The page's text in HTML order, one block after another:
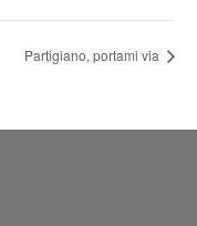
Partigiano, portami via